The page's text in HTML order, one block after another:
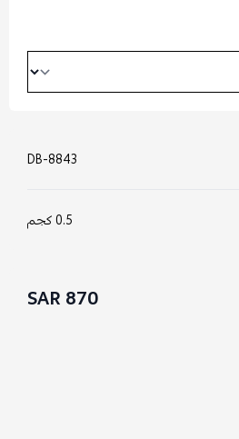
DB-8843
0.5 كجم
870 SAR